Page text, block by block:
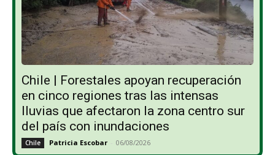
Chile | Forestales apoyan recuperación
en cinco regiones tras las intensas
lluvias que afectaron la zona centro sur
del país con inundaciones
Chile Patricia Escobar - 06/08/2026